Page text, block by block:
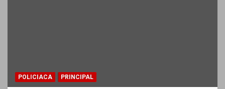
POLICIACA PRINCIPAL